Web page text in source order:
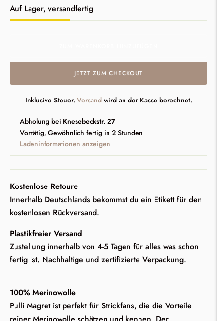
Lagerbestand
Auf Lager, versandfertig
JETZT ZUM CHECKOUT
Inklusive Steuer. Versandwird an der Kasse berechnet.
Abholung bei Knesebeckstr. 27
Vorrätig, Gewöhnlich fertig in 2 Stunden
Ladeninformationen anzeigen
Kostenlose Retoure
Innerhalb Deutschlands bekommst du ein Etikett für den
kostenlosen Rückversand.
Plastikfreier Versand
Zustellung innerhalb von 4-5 Tagen für alles was schon
fertig ist. Nachhaltige und zertifizierte Verpackung.
100% Merinowolle
Pulli Magret ist perfekt für Strickfans, die die Vorteile